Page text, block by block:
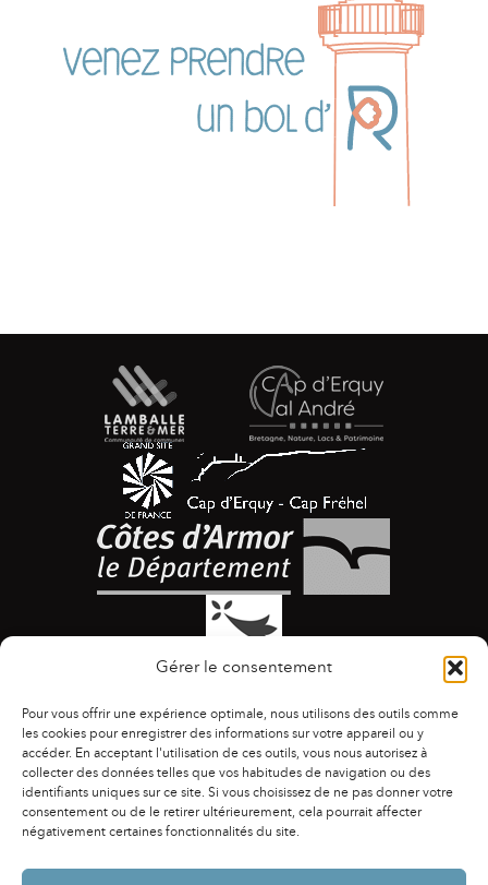
Gérer le consentement
Pour vous offrir une expérience optimale, nous utilisons des outils comme
les cookies pour enregistrer des informations sur votre appareil ou y
accéder. En acceptant l'utilisation de ces outils, vous nous autorisez à
collecter des données telles que vos habitudes de navigation ou des
identifiants uniques sur ce site. Si vous choisissez de ne pas donner votre
consentement ou de le retirer ultérieurement, cela pourrait affecter
négativement certaines fonctionnalités du site.
ACCESSIBILITÉ | AGENDA | ASSOCIATIONS
|
CONTACTS
PUBLICATIONS | ESPACE PRESSE